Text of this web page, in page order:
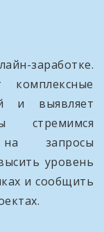
заработке.
комплексные
и выявляет
стремимся
на запросы
уровень
и сообщить